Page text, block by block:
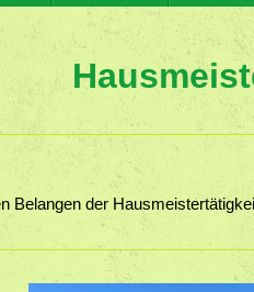
Belangen der